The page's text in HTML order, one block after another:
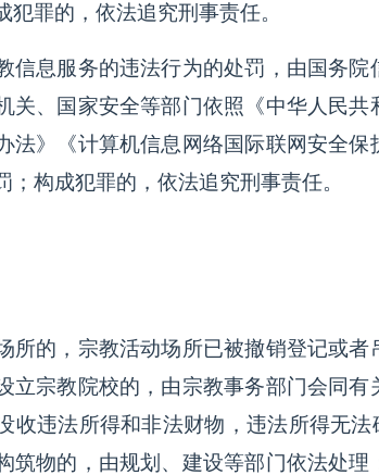
犯罪的，依法追究刑事责任。
信息服务的违法行为的处罚，由国务
关、国家安全等部门依照《中华人民共
法》《计算机信息网络国际联网安全
；构成犯罪的，依法追究刑事责任。
所的，宗教活动场所已被撤销登记或者
立宗教院校的，由宗教事务部门会同
收违法所得和非法财物，违法所得无
筑物的，由规划、建设等部门依法处理